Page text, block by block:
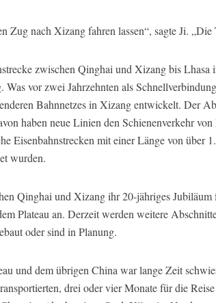
Zug nach Xizang fahren lassen“, sagte Ji.
zwischen Qinghai und Xizang bis Lhasa
vor zwei Jahrzehnten als
Bahnnetzes in Xizang entwickelt. Der
haben neue Linien den Schienenverkehr
Eisenbahnstrecken mit einer Länge von über
wurden.
Qinghai und Xizang ihr 20-jähriges
Plateau an. Derzeit werden weitere
oder sind in Planung.
und dem übrigen China war lange Zeit
drei oder vier Monate für die